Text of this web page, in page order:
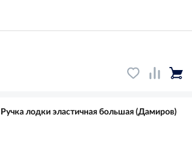
Ручка лодки эластичная большая (Дамиров)